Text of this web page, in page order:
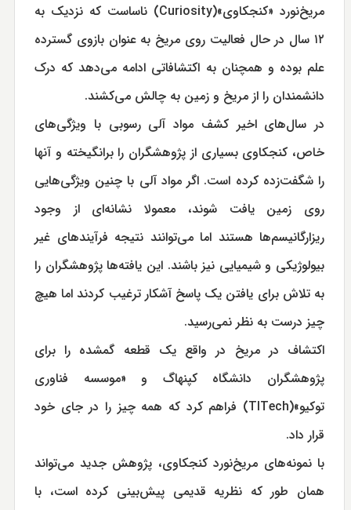
مریخ‌نورد «کنجکاوی»(Curiosity) ناساست که نزدیک به
۱۲ سال در حال فعالیت روی مریخ به عنوان بازوی گسترده
علم بوده و همچنان به اکتشافاتی ادامه می‌دهد که درک
دانشمندان را از مریخ و زمین به چالش می‌کشند.
در سال‌های اخیر کشف مواد آلی رسوبی با ویژگی‌های
خاص، کنجکاوی بسیاری از پژوهشگران را برانگیخته و آنها
را شگفت‌زده کرده است. اگر مواد آلی با چنین ویژگی‌هایی
روی زمین یافت شوند، معمولا نشانه‌ای از وجود
ریزارگانیسم‌ها هستند اما می‌توانند نتیجه فرآیندهای غیر
بیولوژیکی و شیمیایی نیز باشند. این یافته‌ها پژوهشگران را
به تلاش برای یافتن یک پاسخ آشکار ترغیب کردند اما هیچ
چیز درست به نظر نمی‌رسید.
اکتشاف در مریخ در واقع یک قطعه گمشده را برای
پژوهشگران دانشگاه کپنهاگ و «موسسه فناوری
توکیو»(TITech) فراهم کرد که همه چیز را در جای خود
قرار داد.
با نمونه‌های مریخ‌نورد کنجکاوی، پژوهش جدید می‌تواند
همان طور که نظریه قدیمی پیش‌بینی کرده است، با